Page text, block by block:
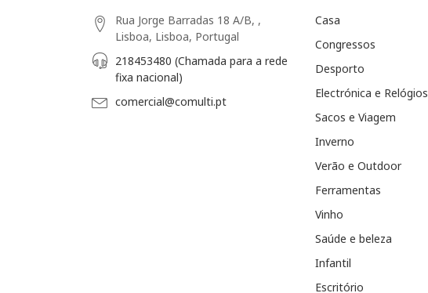
Rua Jorge Barradas 18 A/B, ,
Lisboa, Lisboa, Portugal
218453480 (Chamada para a rede
fixa nacional)
comercial@comulti.pt
Casa
Congressos
Desporto
Electrónica e Relógios
Sacos e Viagem
Inverno
Verão e Outdoor
Ferramentas
Vinho
Saúde e beleza
Infantil
Escritório